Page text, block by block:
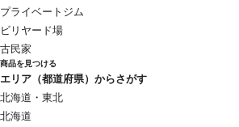
プライベートジム
ビリヤード場
古民家
商品を見つける
エリア（都道府県）からさがす
北海道・東北
北海道